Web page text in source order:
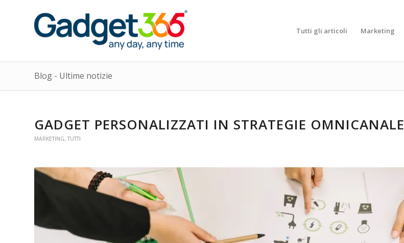
Tutti gli articoli Marketing
Blog - Ultime notizie
GADGET PERSONALIZZATI IN STRATEGIE OMNICANALE
MARKETING, TUTTI